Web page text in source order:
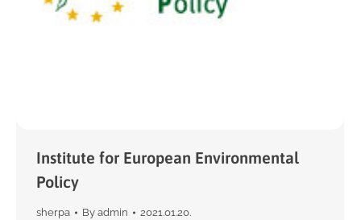
Institute for European Environmental
Policy
sherpa By admin 2021.01.20.